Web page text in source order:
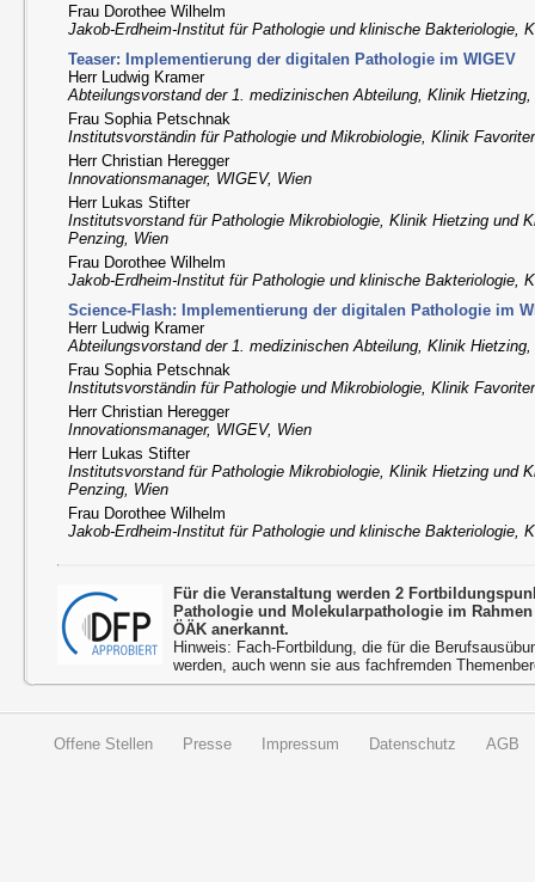
Frau Dorothee Wilhelm
Jakob-Erdheim-Institut für Pathologie und klinische Bakteriologie,
Teaser: Implementierung der digitalen Pathologie im WIGEV
Herr Ludwig Kramer
Abteilungsvorstand der 1. medizinischen Abteilung, Klinik Hietzing,
Frau Sophia Petschnak
Institutsvorständin für Pathologie und Mikrobiologie, Klinik
Herr Christian Heregger
Innovationsmanager, WIGEV, Wien
Herr Lukas Stifter
Institutsvorstand für Pathologie Mikrobiologie, Klinik Hietzing und
Penzing, Wien
Frau Dorothee Wilhelm
Jakob-Erdheim-Institut für Pathologie und klinische Bakteriologie,
Science-Flash: Implementierung der digitalen Pathologie im
Herr Ludwig Kramer
Abteilungsvorstand der 1. medizinischen Abteilung, Klinik Hietzing,
Frau Sophia Petschnak
Institutsvorständin für Pathologie und Mikrobiologie, Klinik
Herr Christian Heregger
Innovationsmanager, WIGEV, Wien
Herr Lukas Stifter
Institutsvorstand für Pathologie Mikrobiologie, Klinik Hietzing und
Penzing, Wien
Frau Dorothee Wilhelm
Jakob-Erdheim-Institut für Pathologie und klinische Bakteriologie,
Für die Veranstaltung werden 2
Pathologie und Molekularpathologie im
ÖÄK anerkannt.
Hinweis: Fach-Fortbildung, die für die
werden, auch wenn sie aus fachfremden
Offene Stellen Presse Impressum Datenschutz AGB